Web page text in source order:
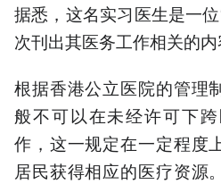
据悉，这名实习医生是一
次刊出其医务工作相关的内
根据香港公立医院的管理
般不可以在未经许可下
作，这一规定在一定程度
居民获得相应的医疗资源